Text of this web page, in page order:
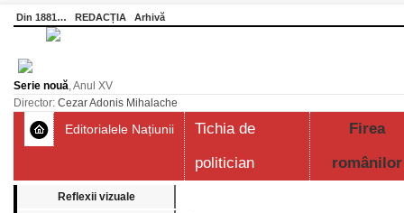
Din 1881… REDACȚIA Arhivă
Serie nouă, Anul XV
Director: Cezar Adonis Mihalache
Editorialele Națiunii
Tichia de
politician
Firea
românilor
Reflexii vizuale